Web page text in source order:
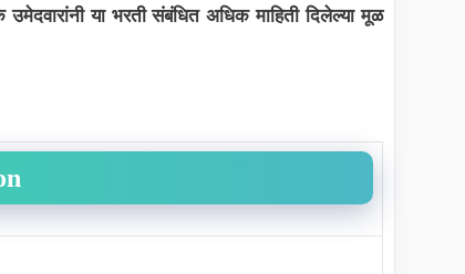
या भरती संबंधित अधिक माहिती दिलेल्या मूळ